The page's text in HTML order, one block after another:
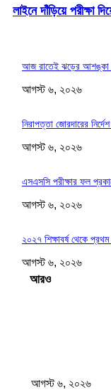
লাইনে দাঁড়িয়ে পরীক্ষা
আজ রাতেই ঝড়ের আশঙ্কা
আগস্ট ৬, ২০২৬
নিরাপত্তা জোরদারের
আগস্ট ৬, ২০২৬
এসএসসি পরীক্ষার ফল
আগস্ট ৬, ২০২৬
২০২৭ শিক্ষাবর্ষ থেকে প্রথম
আগস্ট ৬, ২০২৬
Load more
আগস্ট ৬, ২০২৬